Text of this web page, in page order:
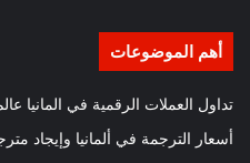
أهم الموضوعات
تداول العملات الرقمية في المانيا
أسعار الترجمة في ألمانيا وإيجاد